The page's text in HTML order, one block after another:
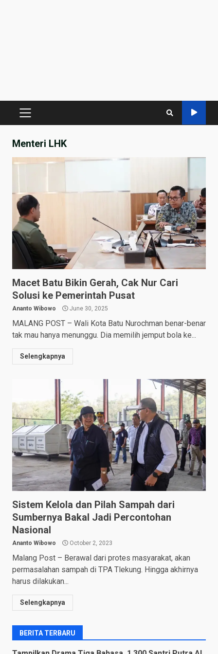
PRIMARY
Menteri LHK
Macet Batu Bikin Gerah, Cak Nur Cari
Solusi ke Pemerintah Pusat
Ananto Wibowo June 30, 2025
MALANG POST – Wali Kota Batu Nurochman benar-benar
tak mau hanya menunggu. Dia memilih jemput bola ke...
Selengkapnya
Sistem Kelola dan Pilah Sampah dari
Sumbernya Bakal Jadi Percontohan
Nasional
Ananto Wibowo October 2, 2023
Malang Post – Berawal dari protes masyarakat, akan
permasalahan sampah di TPA Tlekung. Hingga akhirnya
harus dilakukan...
Selengkapnya
BERITA TERBARU